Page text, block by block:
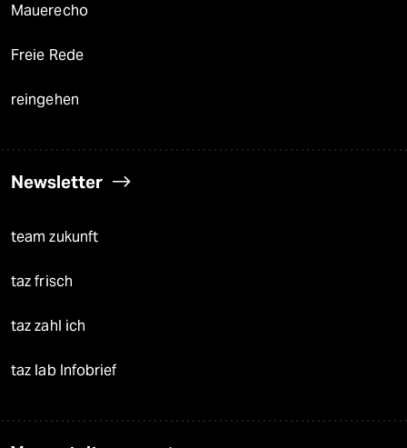
Mauerecho
Freie Rede
reingehen
Newsletter
team zukunft
taz frisch
taz zahl ich
taz lab Infobrief